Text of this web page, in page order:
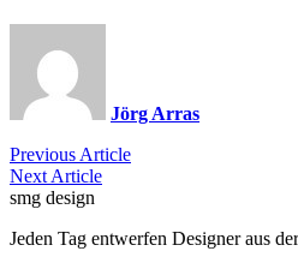
Jörg Arras
Previous Article
Next Article
smg design
Jeden Tag entwerfen Designer aus